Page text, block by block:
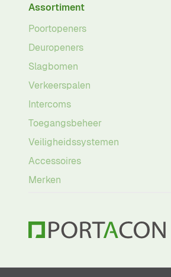
Assortiment
Poortopeners
Deuropeners
Slagbomen
Verkeerspalen
Intercoms
Toegangsbeheer
Veiligheidssystemen
Accessoires
Merken